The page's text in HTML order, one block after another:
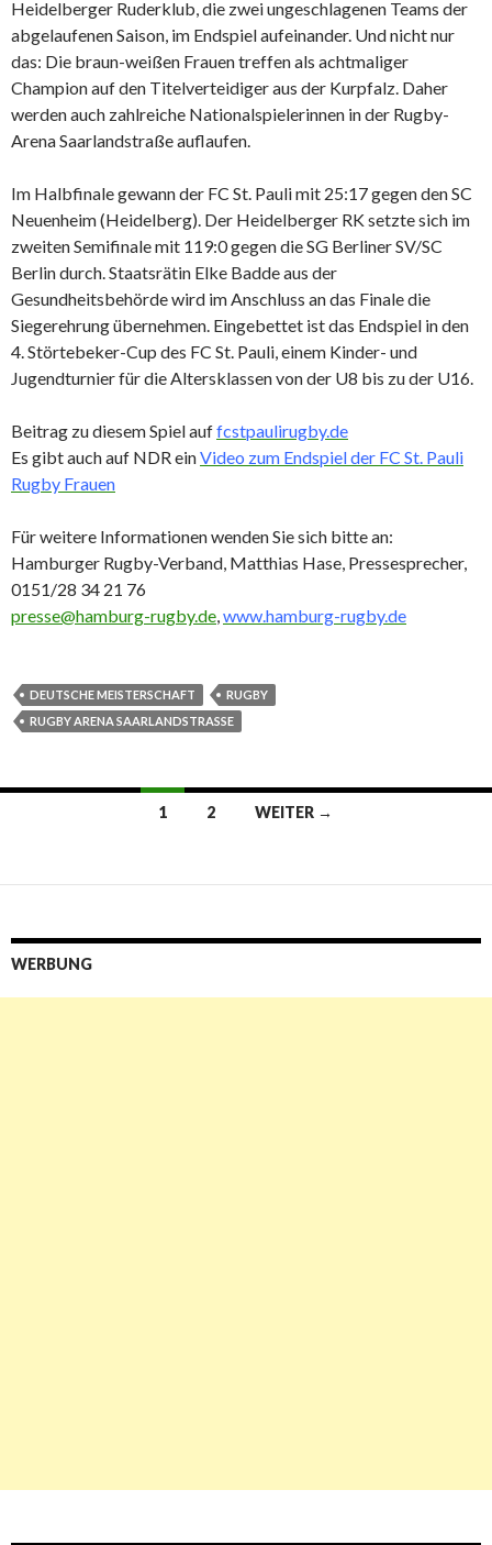
Heidelberger Ruderklub, die zwei ungeschlagenen Teams der
abgelaufenen Saison, im Endspiel aufeinander. Und nicht nur
das: Die braun-weißen Frauen treffen als achtmaliger
Champion auf den Titelverteidiger aus der Kurpfalz. Daher
werden auch zahlreiche Nationalspielerinnen in der Rugby-
Arena Saarlandstraße auflaufen.
Im Halbfinale gewann der FC St. Pauli mit 25:17 gegen den SC
Neuenheim (Heidelberg). Der Heidelberger RK setzte sich im
zweiten Semifinale mit 119:0 gegen die SG Berliner SV/SC
Berlin durch. Staatsrätin Elke Badde aus der
Gesundheitsbehörde wird im Anschluss an das Finale die
Siegerehrung übernehmen. Eingebettet ist das Endspiel in den
4. Störtebeker-Cup des FC St. Pauli, einem Kinder- und
Jugendturnier für die Altersklassen von der U8 bis zu der U16.
Beitrag zu diesem Spiel auffcstpaulirugby.de
Es gibt auch auf NDR einVideo zum Endspiel der FC St. Pauli
Rugby Frauen
Für weitere Informationen wenden Sie sich bitte an:
Hamburger Rugby-Verband, Matthias Hase, Pressesprecher,
0151/28 34 21 76
presse@hamburg-rugby.de,www.hamburg-rugby.de
DEUTSCHE MEISTERSCHAFT
RUGBY
RUGBY ARENA SAARLANDSTRASSE
1 2 WEITER →
WERBUNG